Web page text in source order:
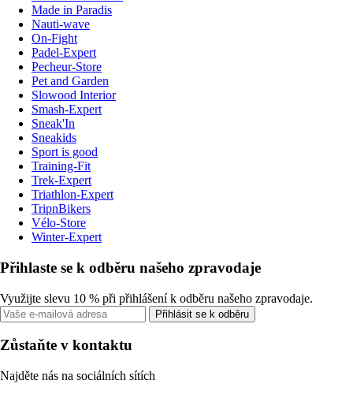
Made in Paradis
Nauti-wave
On-Fight
Padel-Expert
Pecheur-Store
Pet and Garden
Slowood Interior
Smash-Expert
Sneak'In
Sneakids
Sport is good
Training-Fit
Trek-Expert
Triathlon-Expert
TripnBikers
Vélo-Store
Winter-Expert
Přihlaste se k odběru našeho zpravodaje
Využijte slevu 10 % při přihlášení k odběru našeho zpravodaje.
Přihlásit se k odběru
Zůstaňte v kontaktu
Najděte nás na sociálních sítích